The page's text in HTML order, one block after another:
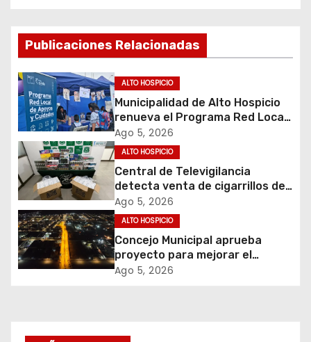
a
c
i
ó
n
d
e
e
n
Publicaciones Relacionadas
ALTO HOSPICIO
Municipalidad de Alto Hospicio
renueva el Programa Red Local
de Apoyos y Cuidados
Ago 5, 2026
ALTO HOSPICIO
Central de Televigilancia
detecta venta de cigarrillos de
contrabando y permite
incautación de más de 3 mil
cajetillas
Ago 5, 2026
ALTO HOSPICIO
Concejo Municipal aprueba
proyecto para mejorar el
alumbrado público del sector El
Ago 5, 2026